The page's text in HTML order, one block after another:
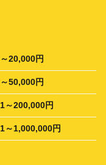
20,000円
50,000円
～200,000円
～1,000,000円